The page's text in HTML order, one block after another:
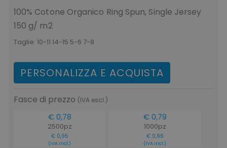
100% Cotone Organico Ring Spun, Single Jersey
150 g/ m2
Taglie: 10-11 14-15 5-6 7-8
PERSONALIZZA E ACQUISTA
Fasce di prezzo (IVA escl.)
€ 0,78
2500pz
€ 0,95
(IVA incl.)
€ 0,79
1000pz
€ 0,96
(IVA incl.)